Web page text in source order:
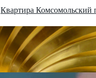
Квартира Комсомольский